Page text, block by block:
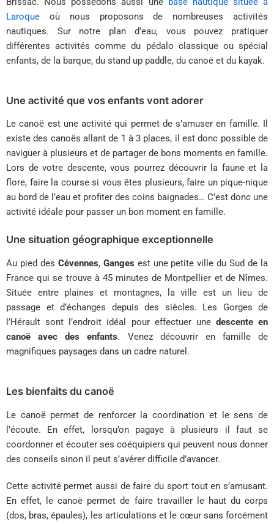
Laroque où nous proposons de nombreuses activités
nautiques. Sur notre plan d’eau, vous pouvez pratiquer
différentes activités comme du pédalo classique ou spécial
enfants, de la barque, du stand up paddle, du canoë et du kayak.
Une activité que vos enfants vont adorer
Le canoë est une activité qui permet de s’amuser en famille. Il
existe des canoës allant de 1 à 3 places, il est donc possible de
naviguer à plusieurs et de partager de bons moments en famille.
Lors de votre descente, vous pourrez découvrir la faune et la
flore, faire la course si vous êtes plusieurs, faire un pique-nique
au bord de l’eau et profiter des coins baignades… C’est donc une
activité idéale pour passer un bon moment en famille.
Une situation géographique exceptionnelle
Au pied des Cévennes, Ganges est une petite ville du Sud de la
France qui se trouve à 45 minutes de Montpellier et de Nîmes.
Située entre plaines et montagnes, la ville est un lieu de
passage et d’échanges depuis des siècles. Les Gorges de
l’Hérault sont l’endroit idéal pour effectuer une descente en
canoë avec des enfants. Venez découvrir en famille de
magnifiques paysages dans un cadre naturel.
Les bienfaits du canoë
Le canoë permet de renforcer la coordination et le sens de
l’écoute. En effet, lorsqu’on pagaye à plusieurs il faut se
coordonner et écouter ses coéquipiers qui peuvent nous donner
des conseils sinon il peut s’avérer difficile d’avancer.
Cette activité permet aussi de faire du sport tout en s’amusant.
En effet, le canoë permet de faire travailler le haut du corps
(dos, bras, épaules), les articulations et le cœur sans forcément